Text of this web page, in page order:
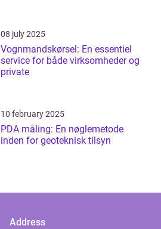
08 july 2025
Vognmandskørsel: En essentiel
service for både virksomheder og
private
10 february 2025
PDA måling: En nøglemetode
inden for geoteknisk tilsyn
Address